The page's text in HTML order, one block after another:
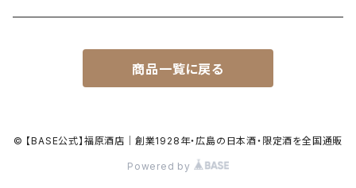
商品一覧に戻る
© 【BASE公式】福原酒店｜創業1928年・広島の日本酒・限定酒を全国通販
Powered by